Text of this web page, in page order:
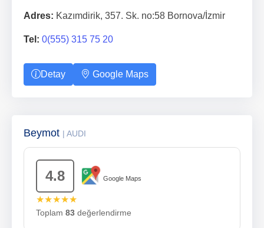
Adres: Kazımdirik, 357. Sk. no:58 Bornova/İzmir
Tel: 0(555) 315 75 20
Detay Google Maps
Beymot | AUDI
4.8 Google Maps
★★★★★
Toplam 83 değerlendirme